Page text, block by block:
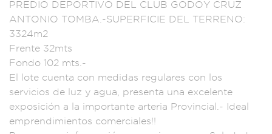
PREDIO DEPORTIVO DEL CLUB GODOY CRUZ
ANTONIO TOMBA.-SUPERFICIE DEL TERRENO:
3324m2
Frente 32mts
Fondo 102 mts.-
El lote cuenta con medidas regulares con los
servicios de luz y agua, presenta una excelente
exposición a la importante arteria Provincial. - Ideal
emprendimientos comerciales!!